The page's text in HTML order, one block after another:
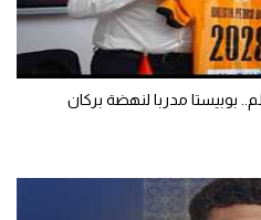
بوبيستا مدربا لنهضة بركان